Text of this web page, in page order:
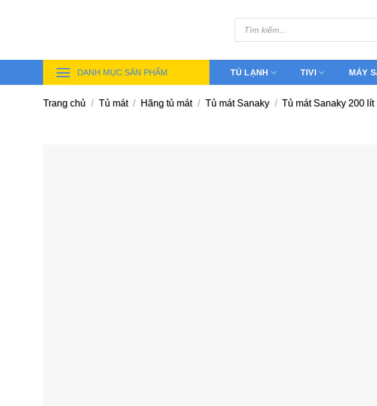
Tìm
kiếm
sản
DANH MỤC SẢN PHẨM TỦ LẠNH TIVI MÁY
Trang chủ / Tủ mát / Hãng tủ mát / Tủ mát Sanaky / Tủ mát Sanaky 200 lít